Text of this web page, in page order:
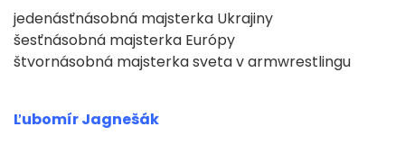
jedenásťnásobná majsterka Ukrajiny
šesťnásobná majsterka Európy
štvornásobná majsterka sveta v armwrestlingu
Ľubomír Jagnešák